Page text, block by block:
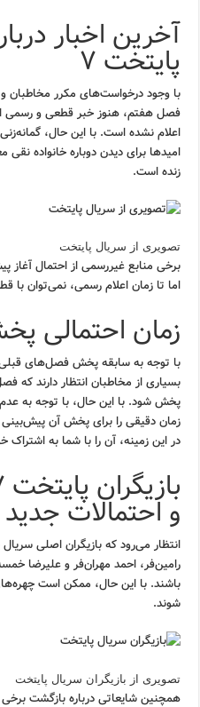
آخرین اخبار
پایتخت ۷
با وجود درخواست‌های مکرر مخاطبان
فصل هفتم، هنوز خبر قطعی و رسمی
اعلام نشده است. با این حال،
امیدها برای دیدن دوباره خانواده
زنده است.
تصویری از سریال پایتخت
برخی منابع غیررسمی از احتمال آغاز
اما تا زمان اعلام رسمی، نمی‌توان
زمان احتمالی
با توجه به سابقه پخش فصل‌های قبلی
بسیاری از مخاطبان انتظار دارند که
پخش شود. با این حال، با توجه به
زمان دقیقی را برای پخش آن
در این زمینه، آن را با شما به
و احتمالات جدید
انتظار می‌رود که بازیگران اصلی
رامین‌فر، احمد مهران‌فر و علیرضا
باشند. با این حال، ممکن است
شوند.
تصویری از بازیگران سریال پایتخت
همچنین شایعاتی درباره بازگشت